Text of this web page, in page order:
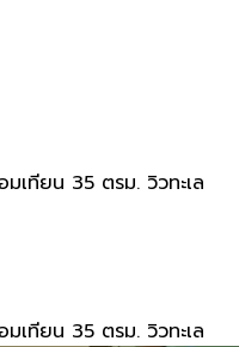
เทียน 35 ตรม. วิวทะเล
เทียน 35 ตรม. วิวทะเล